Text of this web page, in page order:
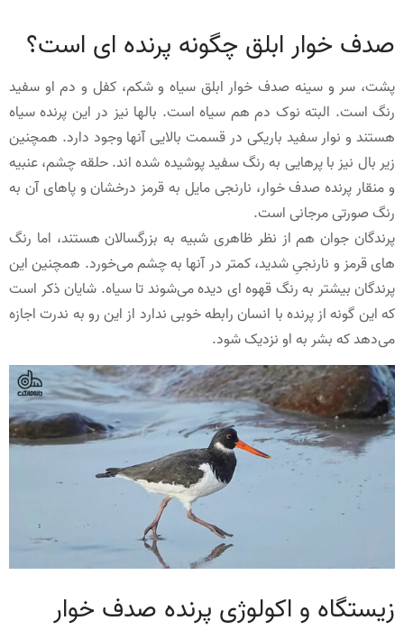
صدف خوار ابلق چگونه پرنده ای است؟
پشت، سر و سینه صدف خوار ابلق سیاه و شکم، کفل و دم او سفید
رنگ است. البته نوک دم هم سیاه است. بالها نیز در این پرنده سیاه
هستند و نوار سفید باریکی در قسمت بالایی آنها وجود دارد. همچنین
زیر بال نیز با پرهایی به رنگ سفید پوشیده شده اند. حلقه چشم، عنبیه
و منقار پرنده صدف خوار، نارنجی مایل به قرمز درخشان و پاهای آن به
رنگ صورتی مرجانی است.
پرندگان جوان هم از نظر ظاهری شبیه به بزرگسالان هستند، اما رنگ
های قرمز و نارنجیِ شدید، کمتر در آنها به چشم می‌خورد. همچنین این
پرندگان بیشتر به رنگ قهوه ای دیده می‌شوند تا سیاه. شایان ذکر است
که این گونه از پرنده با انسان رابطه خوبی ندارد از این رو به ندرت اجازه
می‌دهد که بشر به او نزدیک شود.
زیستگاه و اکولوژی پرنده صدف خوار